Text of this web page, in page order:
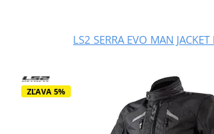
LS2 SERRA EVO MAN JACKET
ZĽAVA 5%